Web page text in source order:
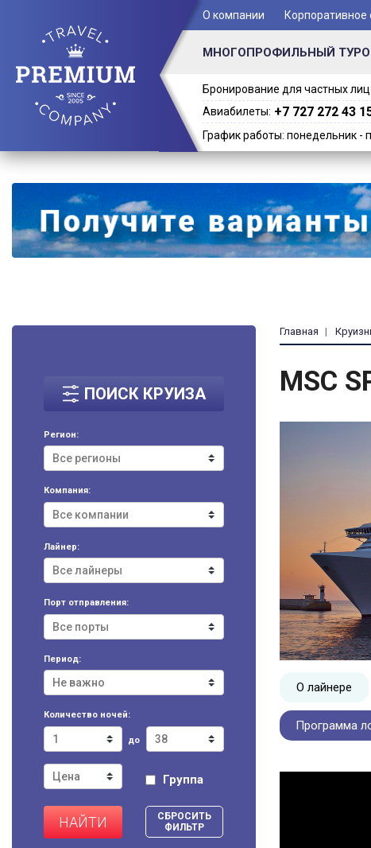
О компании Корпоративное
МНОГОПРОФИЛЬНЫЙ
Бронирование для частных лиц:
Авиабилеты: +7 727 272 43
График работы: понедельник -
ПОИСК КРУИЗА
Регион:
Компания:
Лайнер:
Порт отправления:
Период:
Количество ночей:
до
Группа
НАЙТИ
СБРОСИТЬ
ФИЛЬТР
Главная
MSC
О лайнере
Программа